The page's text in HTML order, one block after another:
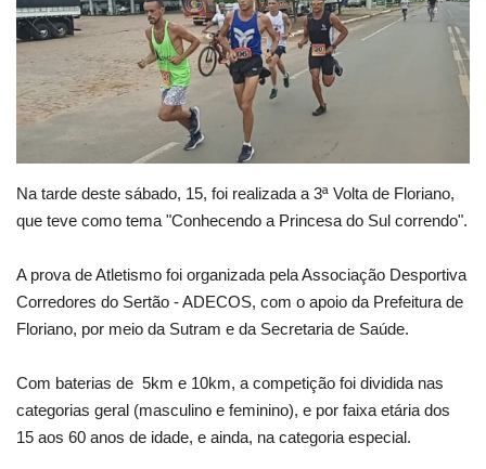
Vídeos
Webmail
Contato
Na tarde deste sábado, 15, foi realizada a 3ª Volta de Floriano,
que teve como tema "Conhecendo a Princesa do Sul correndo".
A prova de Atletismo foi organizada pela Associação Desportiva
Corredores do Sertão - ADECOS, com o apoio da Prefeitura de
Floriano, por meio da Sutram e da Secretaria de Saúde.
Com baterias de 5km e 10km, a competição foi dividida nas
categorias geral (masculino e feminino), e por faixa etária dos
15 aos 60 anos de idade, e ainda, na categoria especial.